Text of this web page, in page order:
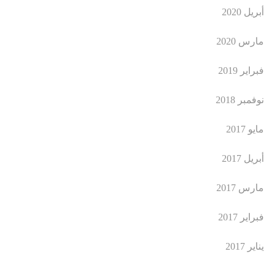
أبريل 2020
مارس 2020
فبراير 2019
نوفمبر 2018
مايو 2017
أبريل 2017
مارس 2017
فبراير 2017
يناير 2017